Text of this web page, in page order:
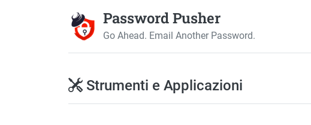
Password Pusher
Go Ahead. Email Another Password.
Strumenti e Applicazioni